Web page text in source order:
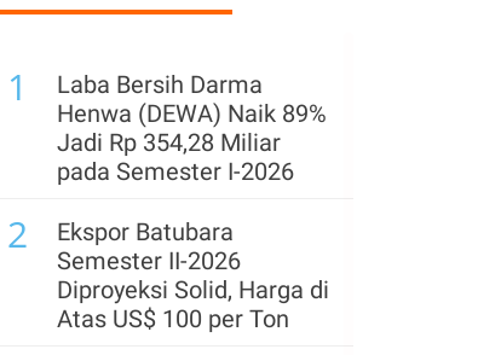
1
Laba Bersih Darma
Henwa (DEWA) Naik 89%
Jadi Rp 354,28 Miliar
pada Semester I-2026
2
Ekspor Batubara
Semester II-2026
Diproyeksi Solid, Harga di
Atas US$ 100 per Ton